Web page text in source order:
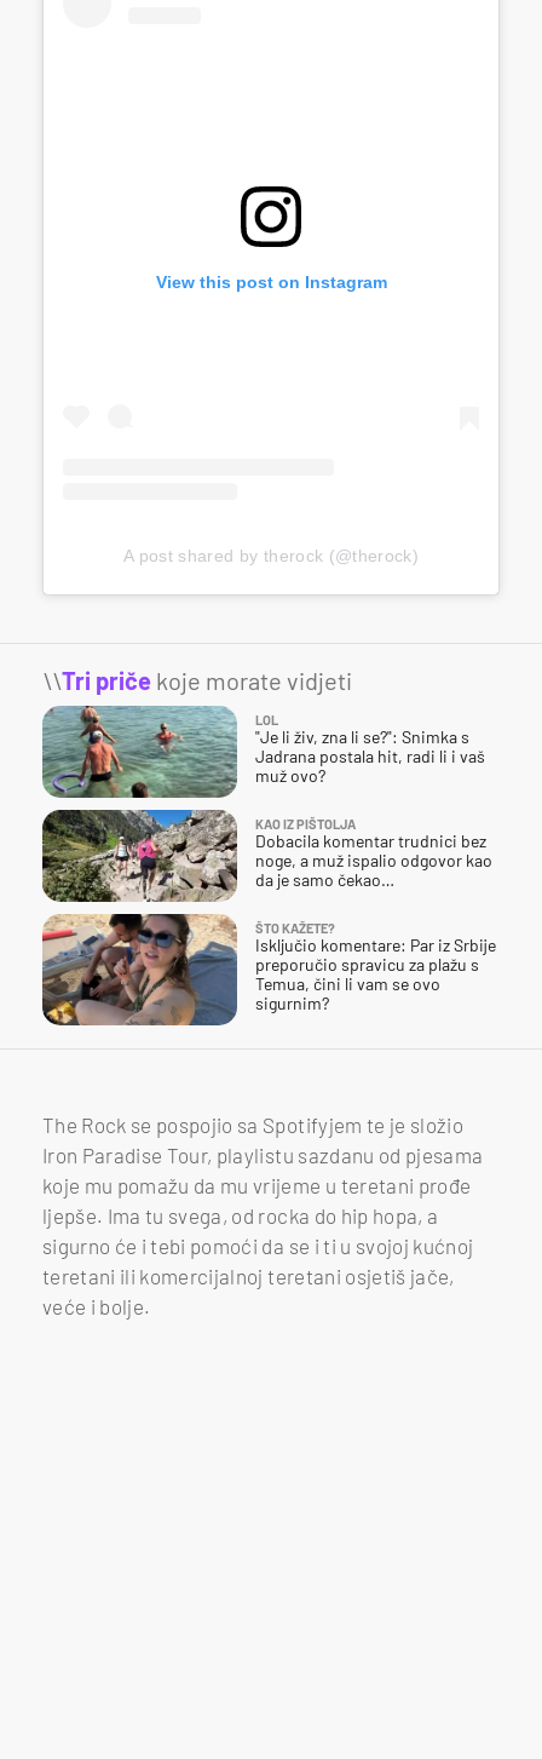
View this post on Instagram
A post shared by therock (@therock)
\\Tri priče koje morate vidjeti
LOL
"Je li živ, zna li se?": Snimka s
Jadrana postala hit, radi li i vaš
muž ovo?
KAO IZ PIŠTOLJA
Dobacila komentar trudnici bez
noge, a muž ispalio odgovor kao
da je samo čekao…
ŠTO KAŽETE?
Isključio komentare: Par iz Srbije
preporučio spravicu za plažu s
Temua, čini li vam se ovo
sigurnim?
The Rock se pospojio sa Spotifyjem te je složio
Iron Paradise Tour, playlistu sazdanu od pjesama
koje mu pomažu da mu vrijeme u teretani prođe
ljepše. Ima tu svega, od rocka do hip hopa, a
sigurno će i tebi pomoći da se i ti u svojoj kućnoj
teretani ili komercijalnoj teretani osjetiš jače,
veće i bolje.